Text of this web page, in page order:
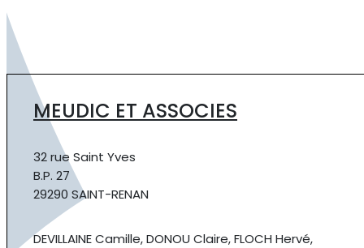
MEUDIC ET ASSOCIES
32 rue Saint Yves
B.P. 27
29290 SAINT-RENAN
DEVILLAINE Camille, DONOU Claire, FLOCH Hervé,